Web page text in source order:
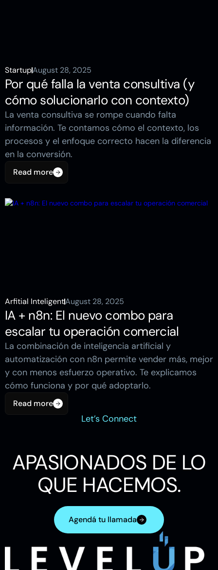
StartupAugust 28, 2025
Por qué falla la venta consultiva (y
cómo solucionarlo con contexto)
La venta consultiva se rompe cuando falta
información. Te contamos cómo el contexto, los
procesos y el enfoque correcto hacen la diferencia
en la conversión.
Read more
Read more
Arfitial InteligentAugust 28, 2025
IA + n8n: El nuevo combo para
escalar tu operación comercial
La combinación de inteligencia artificial y
automatización con n8n permite vender más, mejor
y con menos esfuerzo operativo. Te explicamos
cómo funciona y por qué adoptarlo.
Read more
Read more
Let’s Connect
APASIONADOS DE LO
QUE HACEMOS.
Agendá tu llamada
Let’s Contact